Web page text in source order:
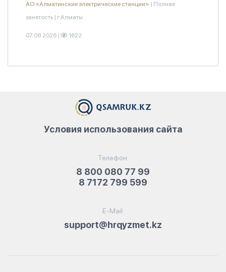
АО «Алматинские электрические станции» | Полная
занятость | г.Алматы
07.08.2026 | 1622
Телефон:
8 800 080 77 99
8 7172 799 599
E-Mail:
support@hrqyzmet.kz
Условия использования сайта